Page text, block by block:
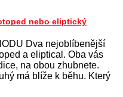
nebo eliptický
Dva nejoblíbenější
a eliptical. Oba vás
na obou zhubnete.
má blíže k běhu. Který